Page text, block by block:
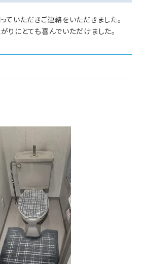
ていただきご連絡をいただきました。
りにとても喜んでいただけました。